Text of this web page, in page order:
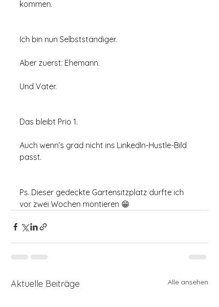
kommen.
Ich bin nun Selbstständiger.
Aber zuerst: Ehemann.
Und Vater.
Das bleibt Prio 1.
Auch wenn’s grad nicht ins LinkedIn-Hustle-Bild
passt.
Ps. Dieser gedeckte Gartensitzplatz durfte ich
vor zwei Wochen montieren 😁
Aktuelle Beiträge Alle ansehen